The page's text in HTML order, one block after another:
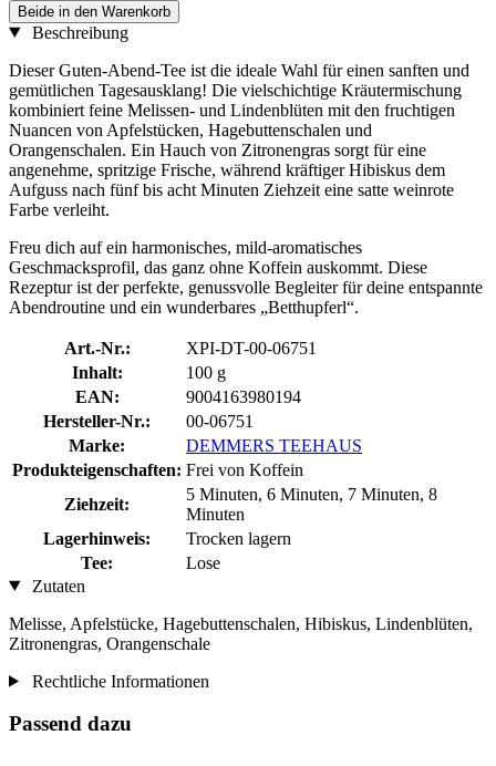
Beide in den Warenkorb
Beschreibung
Dieser Guten-Abend-Tee ist die ideale Wahl für einen sanften und
gemütlichen Tagesausklang! Die vielschichtige Kräutermischung
kombiniert feine Melissen- und Lindenblüten mit den fruchtigen
Nuancen von Apfelstücken, Hagebuttenschalen und
Orangenschalen. Ein Hauch von Zitronengras sorgt für eine
angenehme, spritzige Frische, während kräftiger Hibiskus dem
Aufguss nach fünf bis acht Minuten Ziehzeit eine satte weinrote
Farbe verleiht.
Freu dich auf ein harmonisches, mild-aromatisches
Geschmacksprofil, das ganz ohne Koffein auskommt. Diese
Rezeptur ist der perfekte, genussvolle Begleiter für deine entspannte
Abendroutine und ein wunderbares „Betthupferl“.
Art.-Nr.:
XPI-DT-00-06751
Inhalt:
100 g
EAN:
9004163980194
Hersteller-Nr.:
00-06751
Marke:
DEMMERS TEEHAUS
Produkteigenschaften: Frei von Koffein
Ziehzeit:
5 Minuten, 6 Minuten, 7 Minuten, 8
Minuten
Lagerhinweis:
Trocken lagern
Tee:
Lose
Zutaten
Melisse, Apfelstücke, Hagebuttenschalen, Hibiskus, Lindenblüten,
Zitronengras, Orangenschale
Rechtliche Informationen
Passend dazu